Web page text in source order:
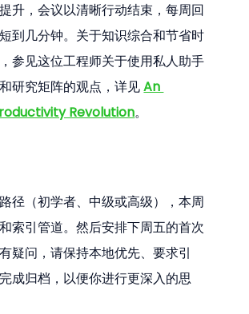
升，会议以清晰行动结束，每周回
到几分钟。关于知识综合和节省时
参见这位工程师关于使用私人助手
研究矩阵的观点，详见 An
Revolution。
径（初学者、中级或高级），本周
索引管道。然后安排下周五的首次
疑问，请保持本地优先、要求引
成归档，以便你进行更深入的思